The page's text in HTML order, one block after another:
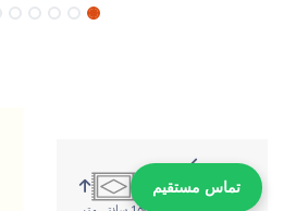
تماس مستقیم